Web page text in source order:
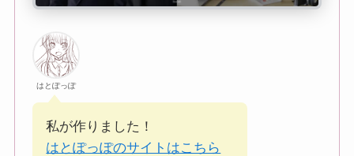
はとぽっぽ
私が作りました！
はとぽっぽのサイトはこちら